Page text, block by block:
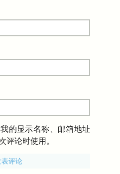
的显示名称、邮箱地址
评论时使用。